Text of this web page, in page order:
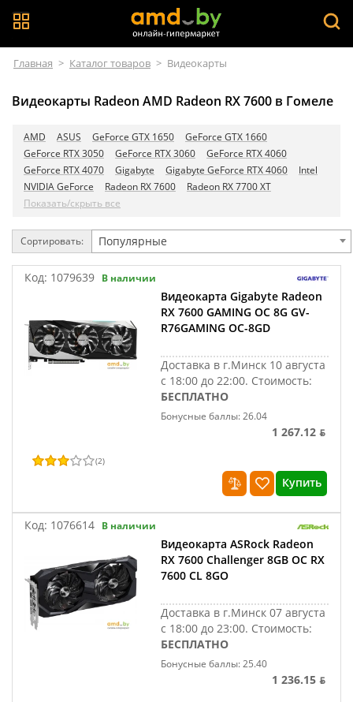
Главная > Каталог товаров > Видеокарты
Видеокарты Radeon AMD Radeon RX 7600 в Гомеле
AMD ASUS GeForce GTX 1650
GeForce GTX 1660
GeForce RTX 3050
GeForce RTX 3060
GeForce RTX 4060
GeForce RTX 4070
Gigabyte Gigabyte GeForce RTX 4060
Intel
NVIDIA GeForce
Radeon RX 7600
Radeon RX 7700 XT
Показать/скрыть все
Сортировать: Популярные
Код: 1079639 В наличии
Видеокарта Gigabyte Radeon
RX 7600 GAMING OC 8G GV-
R76GAMING OC-8GD
Доставка в г.Минск 10 августа
с 18:00 до 22:00. Стоимость:
БЕСПЛАТНО
Бонусные баллы: 26.04
1 267.12 ƃ
(2)
Купить
Код: 1076614 В наличии
Видеокарта ASRock Radeon
RX 7600 Challenger 8GB OC RX
7600 CL 8GO
Доставка в г.Минск 07 августа
с 18:00 до 23:00. Стоимость:
БЕСПЛАТНО
Бонусные баллы: 25.40
1 236.15 ƃ